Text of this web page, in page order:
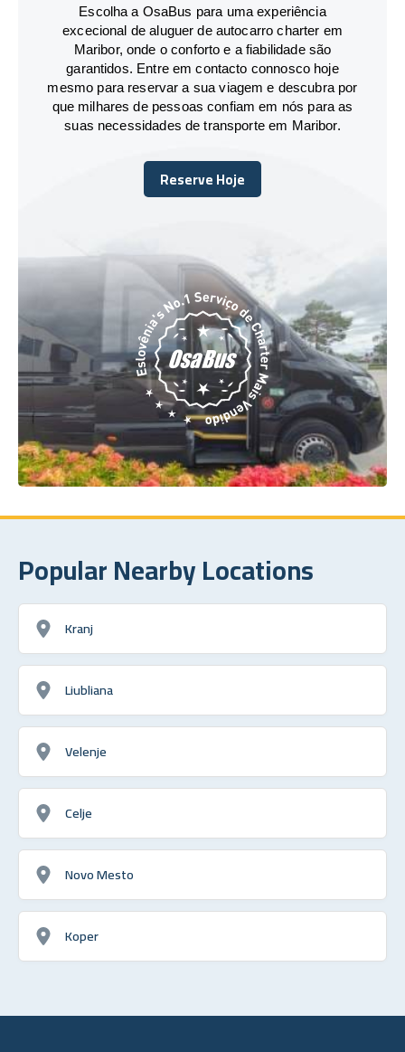
Escolha a OsaBus para uma experiência
excecional de aluguer de autocarro charter em
Maribor, onde o conforto e a fiabilidade são
garantidos. Entre em contacto connosco hoje
mesmo para reservar a sua viagem e descubra por
que milhares de pessoas confiam em nós para as
suas necessidades de transporte em Maribor.
Reserve Hoje
Reserve Hoje
Popular Nearby Locations
Kranj
Liubliana
Velenje
Celje
Novo Mesto
Koper